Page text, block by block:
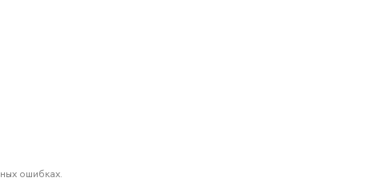
ошибках.